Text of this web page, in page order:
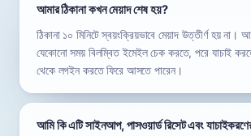
আমার ঠিকানা কখন মেয়াদ শেষ হয়?
ঠিকানা ১০ মিনিটে স্বয়ংক্রিয়ভাবে মেয়াদ উত্তীর্ণ হয় না।
যেকোনো সময় বিলম্বিত ইমেইল চেক করতে, পরে যাচাই
থেকে লগইন করতে ফিরে আসতে পারেন।
আমি কি এটি সাইনআপ, পাসওয়ার্ড রিসেট এবং